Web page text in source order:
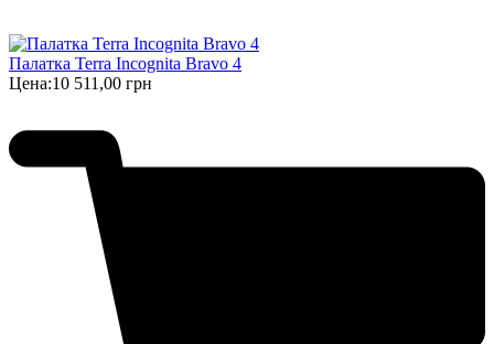
Палатка Terra Incognita Bravo 4
Цена:10 511,00 грн